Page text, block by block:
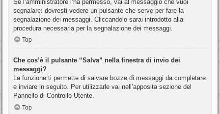
Se l’amministratore l’ha permesso, vai al messaggio che vuoi
segnalare: dovresti vedere un pulsante che serve per fare la
segnalazione dei messaggi. Cliccandolo sarai introdotto alla
procedura necessaria per la segnalazione dei messaggi.
Top
Che cos’è il pulsante “Salva” nella finestra di invio dei
messaggi?
La funzione ti permette di salvare bozze di messaggi da completare
e inviare in seguito. Per utilizzarle vai nell’apposita sezione del
Pannello di Controllo Utente.
Top